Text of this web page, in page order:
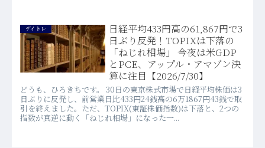
デイトレ
日経平均433円高の61,867円で3
日ぶり反発！TOPIXは下落の
「ねじれ相場」 今夜は米GDP
とPCE、アップル・アマゾン決
算に注目【2026/7/30】
どうも、ひろきちです。 30日の東京株式市場で日経平均株価は3
日ぶりに反発し、前営業日比433円24銭高の6万1867円43銭で取
引を終えました。ただ、TOPIX(東証株価指数)は下落と、2つの
指数が真逆に動く「ねじれ相場」になった一...